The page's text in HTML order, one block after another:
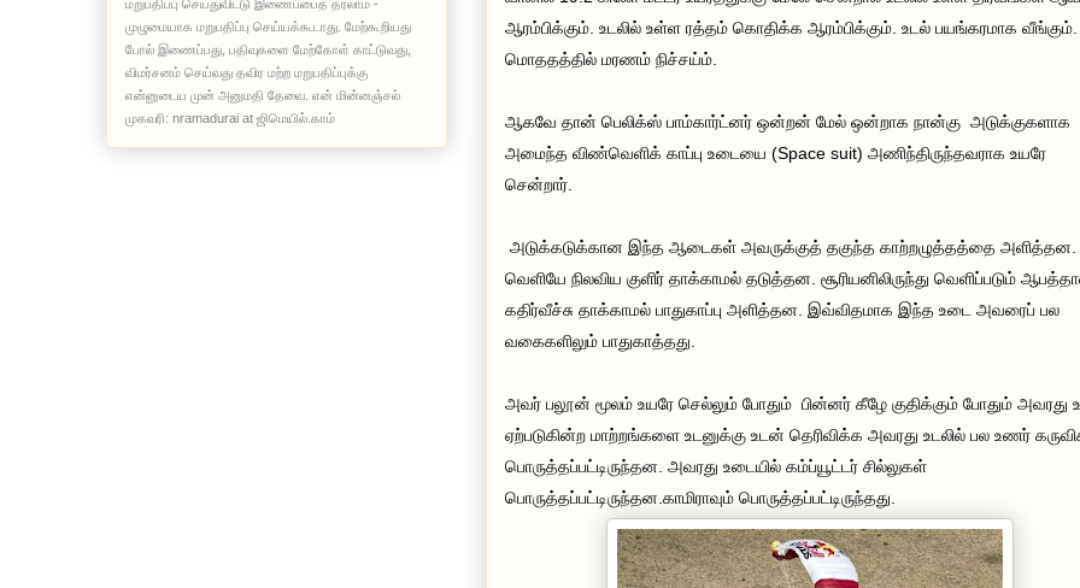
ஆரம்பிக்கும். உடலில் உள்ள ரத்தம் கொதிக்க ஆரம்பிக்கும். உடல் பயங்கரமாக வீங்கும்.
மொததத்தில் மரணம் நிச்சய்ம்.
ஆகவே தான் பெலிக்ஸ் பாம்கார்ட்னர் ஒன்றன் மேல் ஒன்றாக நான்கு அடுக்குகளாக
அமைந்த விண்வெளிக் காப்பு உடையை (Space suit) அணிந்திருந்தவராக உயரே
சென்றார்.
அடுக்கடுக்கான இந்த ஆடைகள் அவருக்குத் தகுந்த காற்றழுத்தத்தை அளித்தன.
வெளியே நிலவிய குளிர் தாக்காமல் தடுத்தன. சூரியனிலிருந்து வெளிப்படும்
கதிர்வீச்சு தாக்காமல் பாதுகாப்பு அளித்தன. இவ்விதமாக இந்த உடை அவரைப் பல
வகைகளிலும் பாதுகாத்தது.
அவர் பலூன் மூலம் உயரே செல்லும் போதும் பின்னர் கீழே குதிக்கும் போதும் அவரது
ஏற்படுகின்ற மாற்றங்களை உடனுக்கு உடன் தெரிவிக்க அவரது உடலில் பல உணர்
பொருத்தப்பட்டிருந்தன. அவரது உடையில் கம்ப்யூட்டர் சில்லுகள்
பொருத்தப்பட்டிருந்தன.காமிராவும் பொருத்தப்பட்டிருந்தது.
மறுபதிப்பு செய்துவிட்டு இணைப்பைத் தரலாம் -
முழுமையாக மறுபதிப்பு செய்யக்கூடாது. மேற்கூறியது
போல் இணைப்பது, பதிவுகளை மேற்கோள் காட்டுவது,
விமர்சனம் செய்வது தவிர மற்ற மறுபதிப்புக்கு
என்னுடைய முன் அனுமதி தேவை. என் மின்னஞ்சல்
முகவரி: nramadurai at ஜிமெயில்.காம்